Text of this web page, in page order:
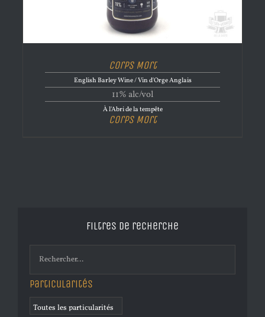
Corps Mort
English Barley Wine / Vin d'Orge Anglais
11% alc/vol
À l'Abri de la tempête
Corps Mort
Filtres de recherche
Particularités